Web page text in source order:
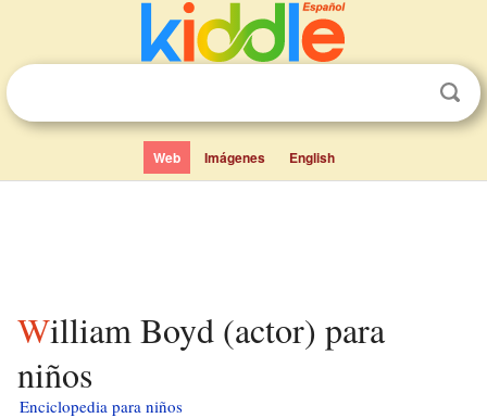
Web Imágenes English
William Boyd (actor) para
niños
Enciclopedia para niños